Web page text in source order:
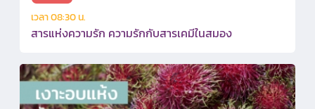
เวลา 08:30 น.
สารแห่งความรัก ความรักกับสารเคมีในสมอง